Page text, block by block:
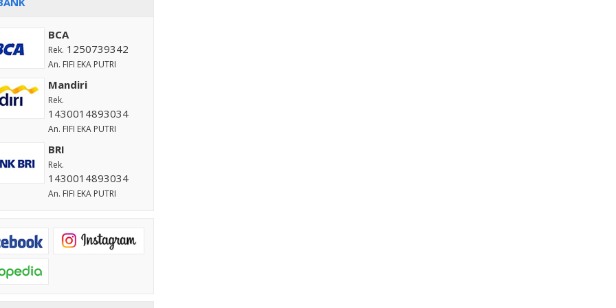
BCA
Rek. 1250739342
An. FIFI EKA PUTRI
Mandiri
Rek.
1430014893034
An. FIFI EKA PUTRI
BRI
Rek.
1430014893034
An. FIFI EKA PUTRI